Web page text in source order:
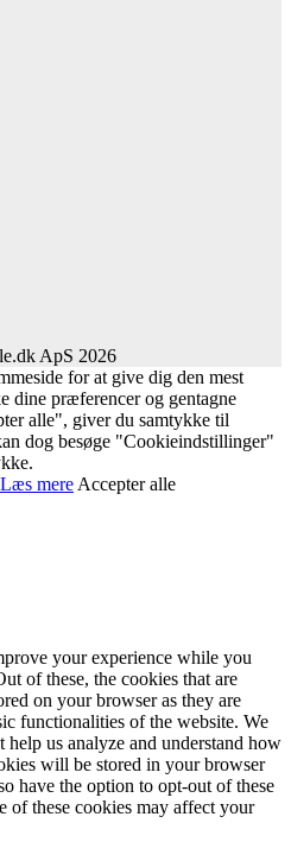
ApS 2026
for at give dig den mest
dine præferencer og gentagne
alle", giver du samtykke til
dog besøge "Cookieindstillinger"
Læs mere Accepter alle
your experience while you
of these, the cookies that are
on your browser as they are
functionalities of the website. We
help us analyze and understand how
will be stored in your browser
have the option to opt-out of these
of these cookies may affect your